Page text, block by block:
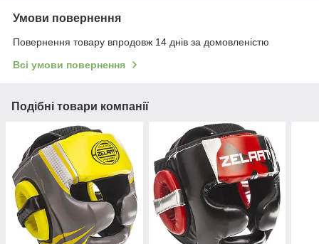
Умови повернення
Повернення товару впродовж 14 днів за домовленістю
Всі умови повернення
Подібні товари компанії